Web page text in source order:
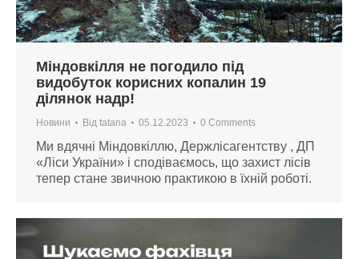
Міндовкілля не погодило під
видобуток корисних копалин 19
ділянок надр!
Новини Від tatana 05.12.2023 0 Comments
Ми вдячні Міндовкіллю, Держлісагентству , ДП
«Ліси України» і сподіваємось, що захист лісів
тепер стане звичною практикою в їхній роботі.